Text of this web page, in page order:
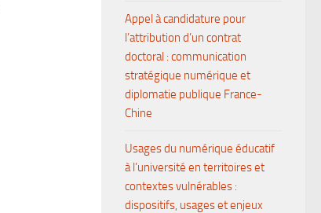
Appel à candidature pour
l’attribution d’un contrat
doctoral : communication
stratégique numérique et
diplomatie publique France-
Chine
Usages du numérique éducatif
à l’université en territoires et
contextes vulnérables :
dispositifs, usages et enjeux